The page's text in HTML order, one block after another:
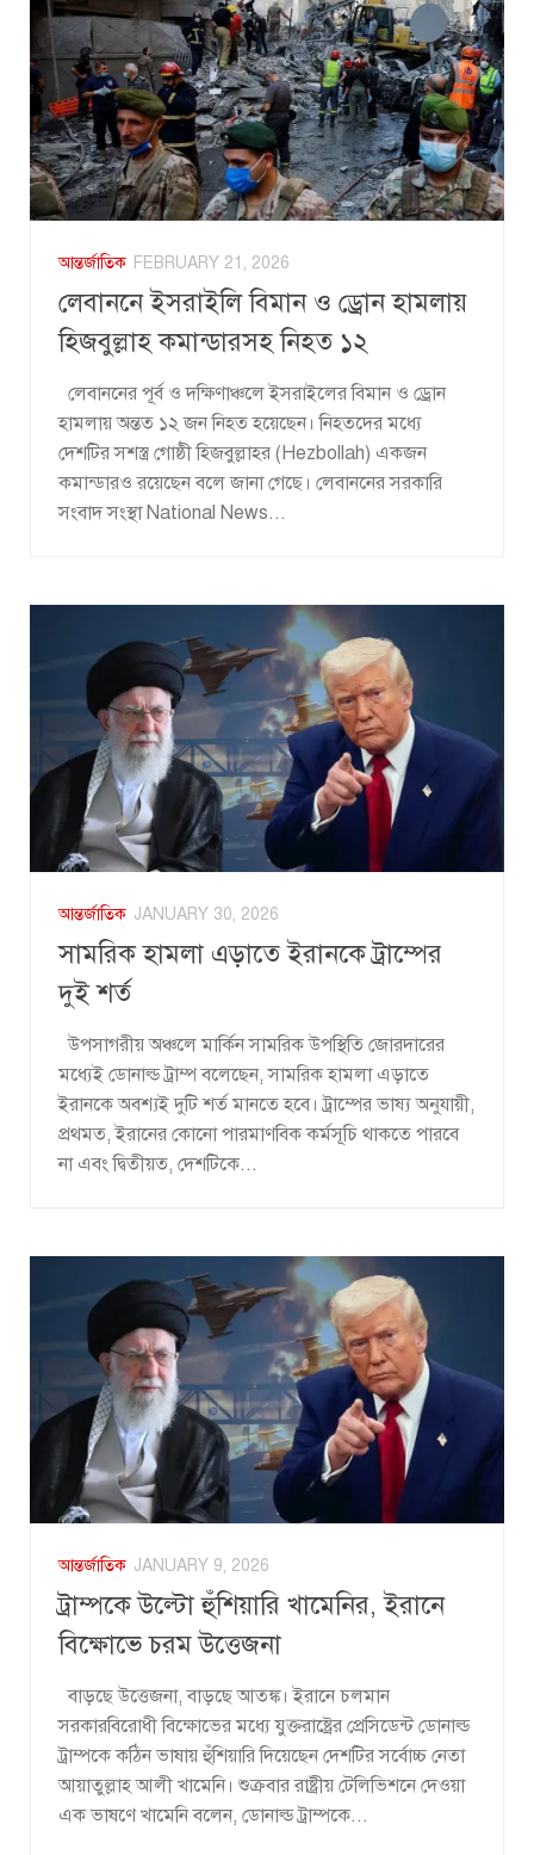
আন্তর্জাতিক FEBRUARY 21, 2026
লেবাননে ইসরাইলি বিমান ও ড্রোন হামলায়
হিজবুল্লাহ কমান্ডারসহ নিহত ১২
লেবাননের পূর্ব ও দক্ষিণাঞ্চলে ইসরাইলের বিমান ও ড্রোন
হামলায় অন্তত ১২ জন নিহত হয়েছেন। নিহতদের মধ্যে
দেশটির সশস্ত্র গোষ্ঠী হিজবুল্লাহর (Hezbollah) একজন
কমান্ডারও রয়েছেন বলে জানা গেছে। লেবাননের সরকারি
সংবাদ সংস্থা National News...
আন্তর্জাতিক JANUARY 30, 2026
সামরিক হামলা এড়াতে ইরানকে ট্রাম্পের
দুই শর্ত
উপসাগরীয় অঞ্চলে মার্কিন সামরিক উপস্থিতি জোরদারের
মধ্যেই ডোনাল্ড ট্রাম্প বলেছেন, সামরিক হামলা এড়াতে
ইরানকে অবশ্যই দুটি শর্ত মানতে হবে। ট্রাম্পের ভাষ্য অনুযায়ী,
প্রথমত, ইরানের কোনো পারমাণবিক কর্মসূচি থাকতে পারবে
না এবং দ্বিতীয়ত, দেশটিকে...
আন্তর্জাতিক JANUARY 9, 2026
ট্রাম্পকে উল্টো হুঁশিয়ারি খামেনির, ইরানে
বিক্ষোভে চরম উত্তেজনা
বাড়ছে উত্তেজনা, বাড়ছে আতঙ্ক। ইরানে চলমান
সরকারবিরোধী বিক্ষোভের মধ্যে যুক্তরাষ্ট্রের প্রেসিডেন্ট ডোনাল্ড
ট্রাম্পকে কঠিন ভাষায় হুঁশিয়ারি দিয়েছেন দেশটির সর্বোচ্চ নেতা
আয়াতুল্লাহ আলী খামেনি। শুক্রবার রাষ্ট্রীয় টেলিভিশনে দেওয়া
এক ভাষণে খামেনি বলেন, ডোনাল্ড ট্রাম্পকে...